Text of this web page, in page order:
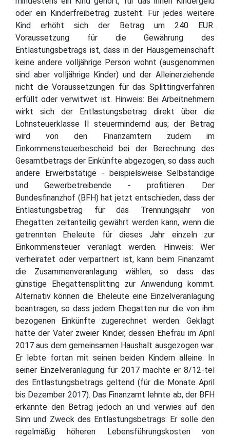
oder ein Kinderfreibetrag zusteht. Für jedes weitere
Kind erhöht sich der Betrag um 240 EUR.
Voraussetzung für die Gewährung des
Entlastungsbetrags ist, dass in der Hausgemeinschaft
keine andere volljährige Person wohnt (ausgenommen
sind aber volljährige Kinder) und der Alleinerziehende
nicht die Voraussetzungen für das Splittingverfahren
erfüllt oder verwitwet ist. Hinweis: Bei Arbeitnehmern
wirkt sich der Entlastungsbetrag direkt über die
Lohnsteuerklasse II steuermindernd aus; der Betrag
wird von den Finanzämtern zudem im
Einkommensteuerbescheid bei der Berechnung des
Gesamtbetrags der Einkünfte abgezogen, so dass auch
andere Erwerbstätige - beispielsweise Selbständige
und Gewerbetreibende - profitieren. Der
Bundesfinanzhof (BFH) hat jetzt entschieden, dass der
Entlastungsbetrag für das Trennungsjahr von
Ehegatten zeitanteilig gewährt werden kann, wenn die
getrennten Eheleute für dieses Jahr einzeln zur
Einkommensteuer veranlagt werden. Hinweis: Wer
verheiratet oder verpartnert ist, kann beim Finanzamt
die Zusammenveranlagung wählen, so dass das
günstige Ehegattensplitting zur Anwendung kommt.
Alternativ können die Eheleute eine Einzelveranlagung
beantragen, so dass jedem Ehegatten nur die von ihm
bezogenen Einkünfte zugerechnet werden. Geklagt
hatte der Vater zweier Kinder, dessen Ehefrau im April
2017 aus dem gemeinsamen Haushalt ausgezogen war.
Er lebte fortan mit seinen beiden Kindern alleine. In
seiner Einzelveranlagung für 2017 machte er 8/12-tel
des Entlastungsbetrags geltend (für die Monate April
bis Dezember 2017). Das Finanzamt lehnte ab, der BFH
erkannte den Betrag jedoch an und verwies auf den
Sinn und Zweck des Entlastungsbetrags: Er solle den
regelmäßig höheren Lebensführungskosten von